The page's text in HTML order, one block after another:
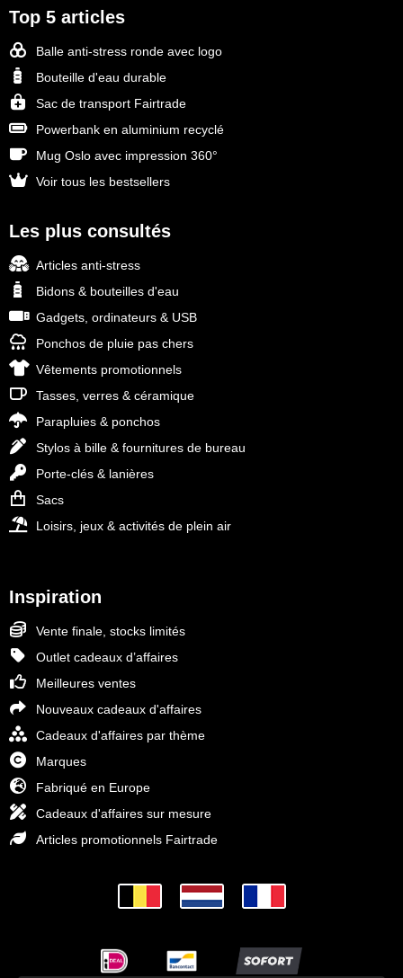
Top 5 articles
Balle anti-stress ronde avec logo
Bouteille d'eau durable
Sac de transport Fairtrade
Powerbank en aluminium recyclé
Mug Oslo avec impression 360°
Voir tous les bestsellers
Les plus consultés
Articles anti-stress
Bidons & bouteilles d'eau
Gadgets, ordinateurs & USB
Ponchos de pluie pas chers
Vêtements promotionnels
Tasses, verres & céramique
Parapluies & ponchos
Stylos à bille & fournitures de bureau
Porte-clés & lanières
Sacs
Loisirs, jeux & activités de plein air
Inspiration
Vente finale, stocks limités
Outlet cadeaux d’affaires
Meilleures ventes
Nouveaux cadeaux d'affaires
Cadeaux d'affaires par thème
Marques
Fabriqué en Europe
Cadeaux d'affaires sur mesure
Articles promotionnels Fairtrade